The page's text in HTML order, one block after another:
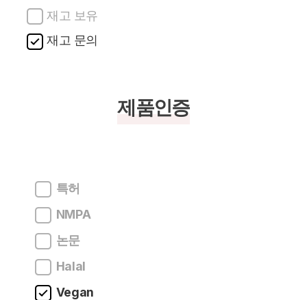
재고 보유
재고 문의
제품인증
특허
NMPA
논문
Halal
Vegan